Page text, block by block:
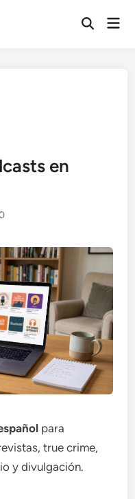
Abrir
en
para
true crime,
y divulgación.